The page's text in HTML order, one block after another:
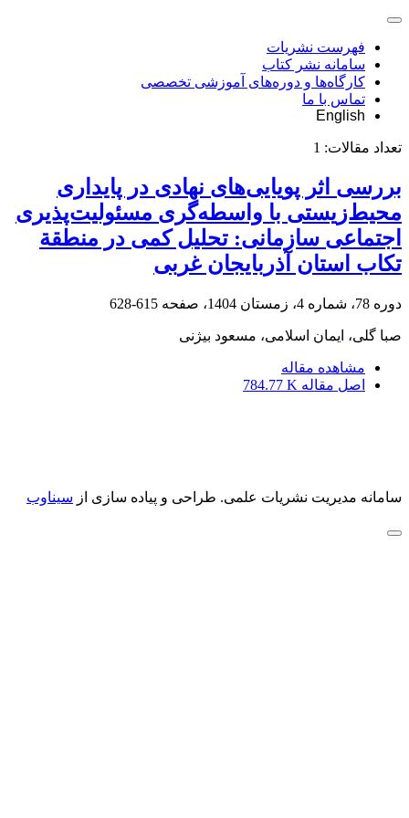
فهرست نشریات
سامانه نشر کتاب
کارگاه‌ها و دوره‌های آموزشی تخصصی
تماس با ما
English
تعداد مقالات: 1
بررسی اثر پویایی‌های نهادی در پایداری
محیط‌زیستی با واسطه‌گری مسئولیت‌پذیری
اجتماعی سازمانی: تحلیل کمی در منطقة
تکاب استان آذربایجان غربی
دوره 78، شماره 4، زمستان 1404، صفحه 615-628
صبا گلی، ایمان اسلامی، مسعود بیژنی
مشاهده مقاله
اصل مقاله 784.77 K
سامانه مدیریت نشریات علمی. طراحی و پیاده سازی از سیناوب